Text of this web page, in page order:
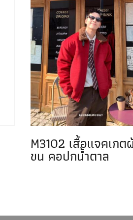
M3102 เสื้อแจคเกต
ขน คอปกน้ำตาล